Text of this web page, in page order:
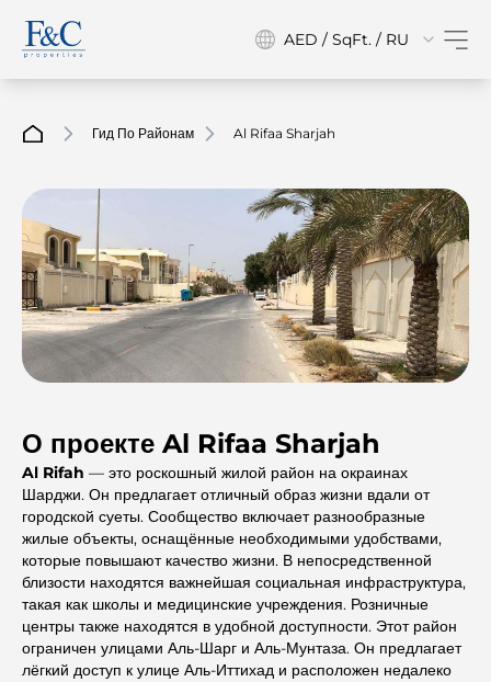
AED / SqFt. / RU
Гид По Районам Al Rifaa Sharjah
О проекте Al Rifaa Sharjah
Al Rifah — это роскошный жилой район на окраинах
Шарджи. Он предлагает отличный образ жизни вдали от
городской суеты. Сообщество включает разнообразные
жилые объекты, оснащённые необходимыми удобствами,
которые повышают качество жизни. В непосредственной
близости находятся важнейшая социальная инфраструктура,
такая как школы и медицинские учреждения. Розничные
центры также находятся в удобной доступности. Этот район
ограничен улицами Аль-Шарг и Аль-Мунтаза. Он предлагает
лёгкий доступ к улице Аль-Иттихад и расположен недалеко